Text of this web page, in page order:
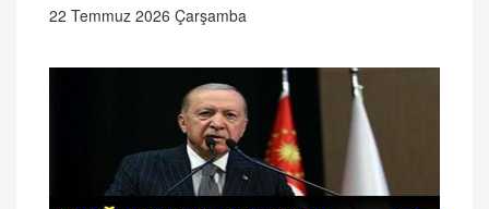
22 Temmuz 2026 Çarşamba